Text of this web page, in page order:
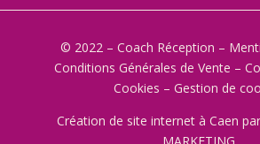
© 2022 – Coach Réception –
Conditions Générales de Vente –
Cookies – Gestion de
Création de site internet à Caen